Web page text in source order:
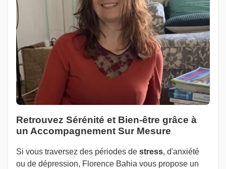
Retrouvez Sérénité et Bien-être grâce à
un Accompagnement Sur Mesure
Si vous traversez des périodes de stress, d'anxiété
ou de dépression, Florence Bahia vous propose un